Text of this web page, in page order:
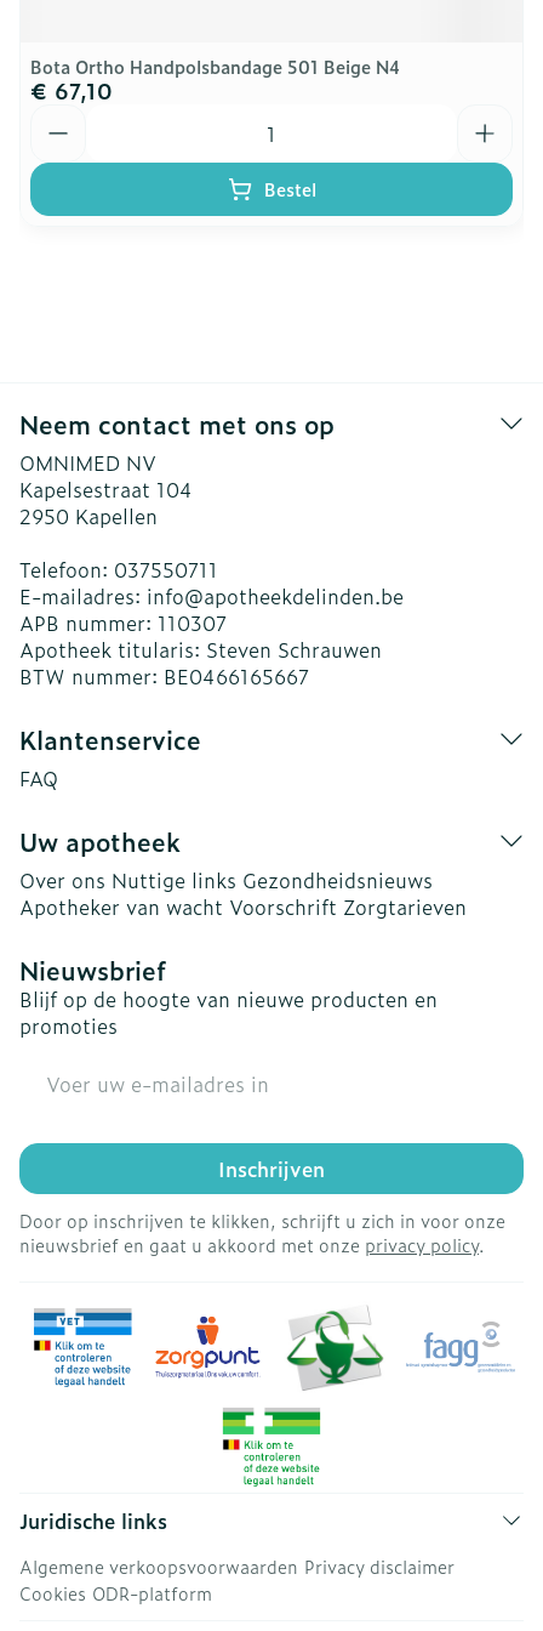
Bota Ortho Handpolsbandage 501 Beige N4
€ 67,10
Bestel
Neem contact met ons op
OMNIMED NV
Kapelsestraat 104
2950 Kapellen
Telefoon: 037550711
E-mailadres: info@apotheekdelinden.be
APB nummer: 110307
Apotheek titularis: Steven Schrauwen
BTW nummer: BE0466165667
Klantenservice
FAQ
Uw apotheek
Over ons Nuttige links Gezondheidsnieuws
Apotheker van wacht Voorschrift Zorgtarieven
Nieuwsbrief
Blijf op de hoogte van nieuwe producten en
promoties
Inschrijven
Door op inschrijven te klikken, schrijft u zich in voor onze
nieuwsbrief en gaat u akkoord met onze privacy policy.
Juridische links
Algemene verkoopsvoorwaarden Privacy disclaimer
Cookies ODR-platform